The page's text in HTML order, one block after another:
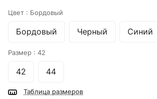
Цвет : Бордовый
Бордовый Черный Синий
Размер : 42
42 44
Таблица размеров